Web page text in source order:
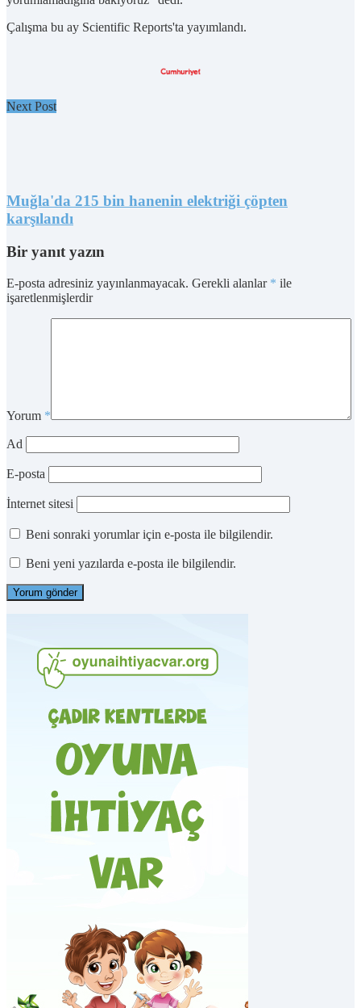
Çalışma bu ay Scientific Reports'ta yayımlandı.
Next Post
Muğla'da 215 bin hanenin elektriği çöpten
karşılandı
Bir yanıt yazın
E-posta adresiniz yayınlanmayacak. Gerekli alanlar * ile
işaretlenmişlerdir
Yorum *
Ad
E-posta
İnternet sitesi
Beni sonraki yorumlar için e-posta ile bilgilendir.
Beni yeni yazılarda e-posta ile bilgilendir.